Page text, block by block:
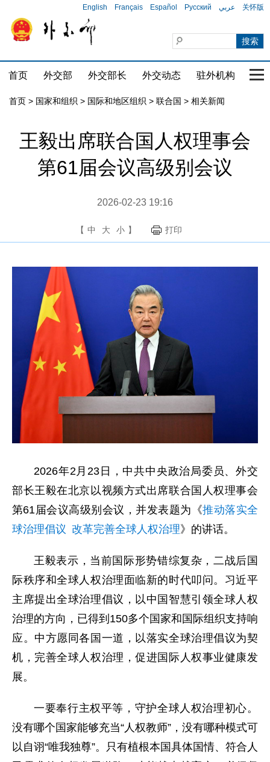
English Français Español Русский عربي 关怀版
首页 外交部 外交部长 外交动态 驻外机构 国
首页 > 国家和组织 > 国际和地区组织 > 联合国 > 相关新闻
王毅出席联合国人权理事会
第61届会议高级别会议
2026-02-23 19:16
【 中 大 小 】 打印
2026年2月23日，中共中央政治局委员、外交
部长王毅在北京以视频方式出席联合国人权理事会
第61届会议高级别会议，并发表题为《推动落实全
球治理倡议 改革完善全球人权治理》的讲话。
王毅表示，当前国际形势错综复杂，二战后国
际秩序和全球人权治理面临新的时代叩问。习近平
主席提出全球治理倡议，以中国智慧引领全球人权
治理的方向，已得到150多个国家和国际组织支持响
应。中方愿同各国一道，以落实全球治理倡议为契
机，完善全球人权治理，促进国际人权事业健康发
展。
一要奉行主权平等，守护全球人权治理初心。
没有哪个国家能够充当“人权教师”，没有哪种模式可
以自诩“唯我独尊”。只有植根本国具体国情、符合人